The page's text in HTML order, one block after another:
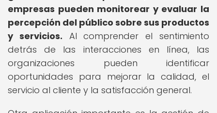
empresas pueden monitorear y evaluar la
percepción del público sobre sus productos
y servicios. Al comprender el sentimiento
detrás de las interacciones en línea, las
organizaciones pueden identificar
oportunidades para mejorar la calidad, el
servicio al cliente y la satisfacción general.